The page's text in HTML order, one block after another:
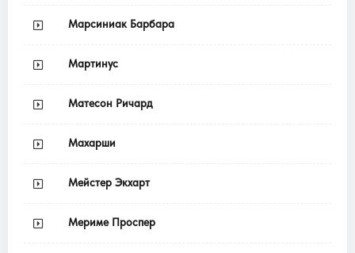
Марсиниак Барбара
Мартинус
Матесон Ричард
Махарши
Мейстер Экхарт
Мериме Проспер